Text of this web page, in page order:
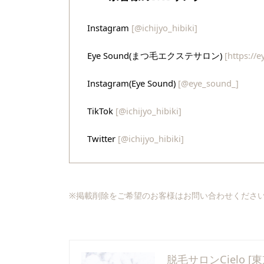
Instagram [@ichijyo_hibiki]
Eye Sound(まつ毛エクステサロン) [https://
Instagram(Eye Sound) [@eye_sound_]
TikTok [@ichijyo_hibiki]
Twitter [@ichijyo_hibiki]
※掲載削除をご希望のお客様はお問い合わせください
脱毛サロンCielo [